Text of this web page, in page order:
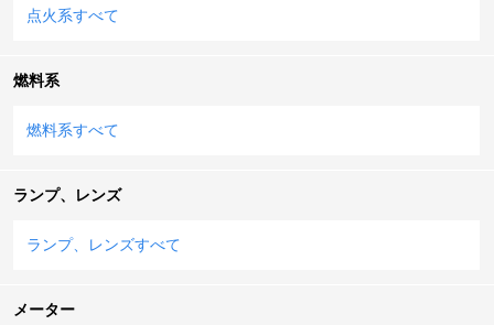
点火系すべて
燃料系
燃料系すべて
ランプ、レンズ
ランプ、レンズすべて
メーター